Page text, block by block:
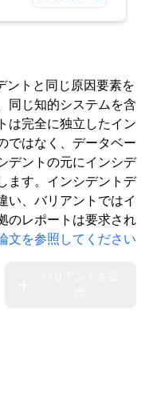
ントと同じ原因要素を
同じ知的システムを含
は完全に独立したイン
ではなく、データベー
デントの元にインシデ
ます。インシデントデ
い、バリアントではイ
のレポートは要求され
文を参照してください